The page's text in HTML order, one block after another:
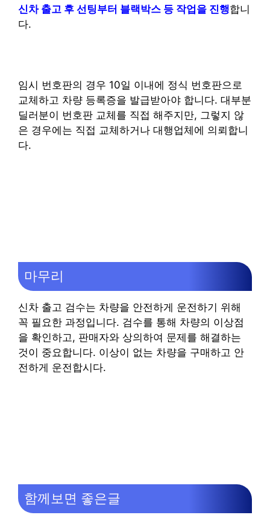
신차 출고 후 선팅부터 블랙박스 등 작업을 진행합니
다.
임시 번호판의 경우 10일 이내에 정식 번호판으로
교체하고 차량 등록증을 발급받아야 합니다. 대부분
딜러분이 번호판 교체를 직접 해주지만, 그렇지 않
은 경우에는 직접 교체하거나 대행업체에 의뢰합니
다.
마무리
신차 출고 검수는 차량을 안전하게 운전하기 위해
꼭 필요한 과정입니다. 검수를 통해 차량의 이상점
을 확인하고, 판매자와 상의하여 문제를 해결하는
것이 중요합니다. 이상이 없는 차량을 구매하고 안
전하게 운전합시다.
함께보면 좋은글